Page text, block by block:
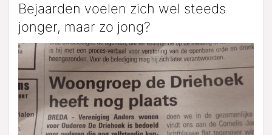
Bejaarden voelen zich wel steeds
jonger, maar zo jong?